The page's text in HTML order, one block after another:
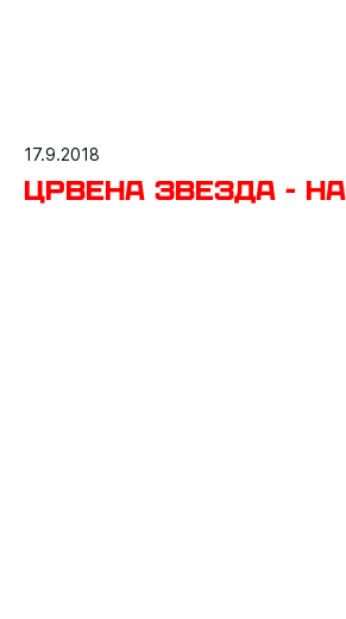
17.9.2018
Црвена звезда -